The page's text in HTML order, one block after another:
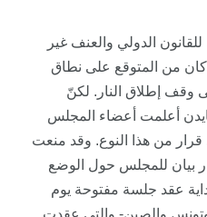
للقانون الدولي والعنف غير
كان من المتوقع على نطاق
وقف إطلاق النار. لكنّ
أعلمت أعضاء المجلس
من هذا النوع. وقد منعت
بيان للمجلس حول الوضع
عقد جلسة مفتوحة يوم
وتونس والصين- والتي عقدت